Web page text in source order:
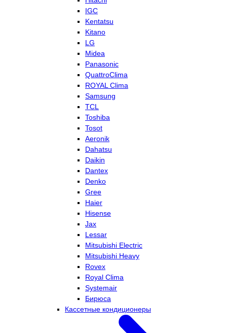
IGC
Kentatsu
Kitano
LG
Midea
Panasonic
QuattroClima
ROYAL Clima
Samsung
TCL
Toshiba
Tosot
Aeronik
Dahatsu
Daikin
Dantex
Denko
Gree
Haier
Hisense
Jax
Lessar
Mitsubishi Electric
Mitsubishi Heavy
Rovex
Royal Clima
Systemair
Бирюса
Кассетные кондиционеры